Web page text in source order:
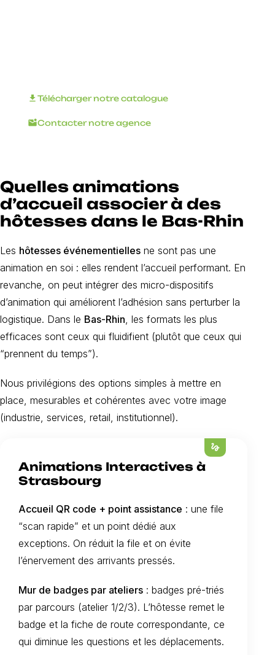
downloadTélécharger notre catalogue
mark_email_unreadContacter notre agence
Quelles animations
d’accueil associer à des
hôtesses dans le Bas-Rhin
Les hôtesses événementielles ne sont pas une
animation en soi : elles rendent l’accueil performant. En
revanche, on peut intégrer des micro-dispositifs
d’animation qui améliorent l’adhésion sans perturber la
logistique. Dans le Bas-Rhin , les formats les plus
efficaces sont ceux qui fluidifient (plutôt que ceux qui
“prennent du temps”).
Nous privilégions des options simples à mettre en
place, mesurables et cohérentes avec votre image
(industrie, services, retail, institutionnel).
Animations Interactives à
Strasbourg
Accueil QR code + point assistance : une file
“scan rapide” et un point dédié aux
exceptions. On réduit la file et on évite
l’énervement des arrivants pressés.
Mur de badges par ateliers : badges pré-triés
par parcours (atelier 1/2/3). L’hôtesse remet le
badge et la fiche de route correspondante, ce
qui diminue les questions et les déplacements.
gesture